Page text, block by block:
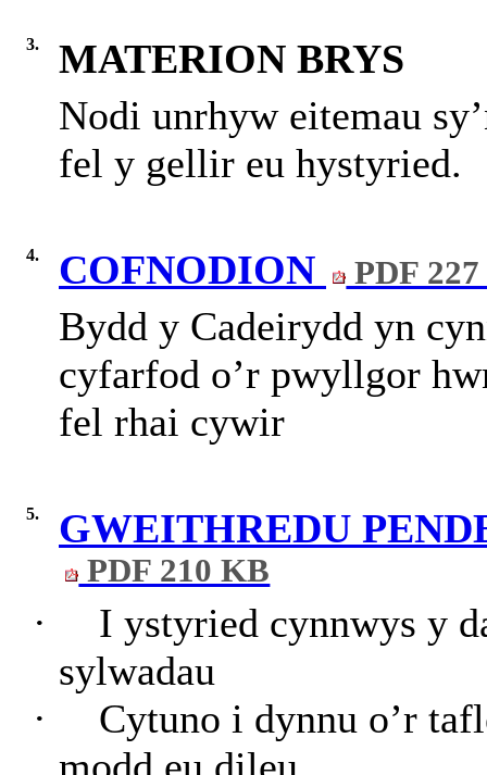
3.
MATERION BRYS
Nodi unrhyw eitemau
fel y gellir eu hystyried.
4. COFNODION PDF
Bydd y Cadeirydd yn
cyfarfod o’r pwyllgor
fel rhai cywir
5. GWEITHREDU
PDF 210 KB
·
I ystyried cynnwys y
sylwadau
·
Cytuno i dynnu o’r